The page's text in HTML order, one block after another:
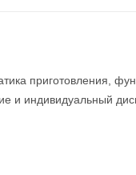
приготовления,
и индивидуальный